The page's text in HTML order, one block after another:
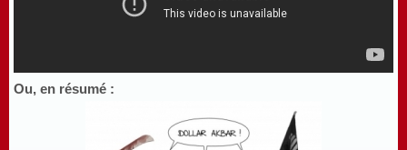
Ou, en résumé :